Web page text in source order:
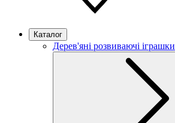
Каталог
Дерев'яні розвиваючі іграшки